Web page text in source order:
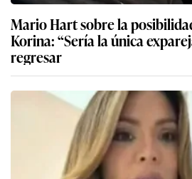
Mario Hart sobre la
Korina: “Sería la única
regresar